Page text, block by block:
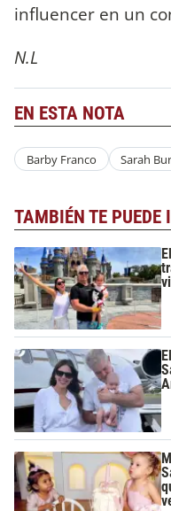
influencer en un
N.L
EN ESTA NOTA
Barby Franco Sarah
TAMBIÉN TE PUEDE